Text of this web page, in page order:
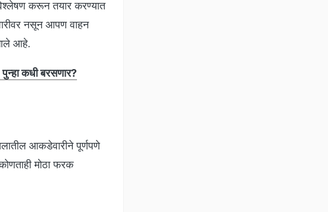
करून तयार करण्यात
नसून आपण वाहन
आहे.
कधी बरसणार?
आकडेवारीने पूर्णपणे
मोठा फरक